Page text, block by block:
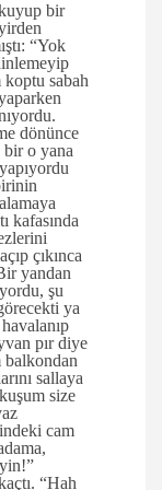
bir
“Yok
sabah
dönünce
bir o yana
kafasında
çıkınca
yandan
şu
ya
pır diye
balkondan
sallaya
size
cam
“Hah